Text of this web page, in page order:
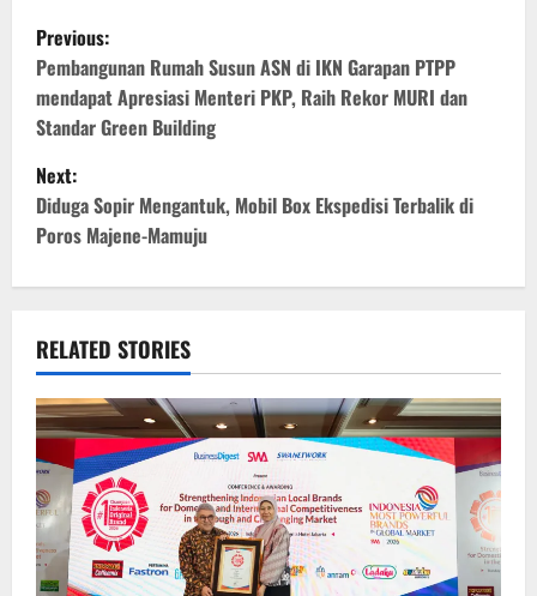
P
o
s
t
n
a
v
i
g
a
t
i
Previous:
Pembangunan Rumah Susun ASN di IKN Garapan PTPP
mendapat Apresiasi Menteri PKP, Raih Rekor MURI dan
Standar Green Building
Next:
Diduga Sopir Mengantuk, Mobil Box Ekspedisi Terbalik di
Poros Majene-Mamuju
RELATED STORIES